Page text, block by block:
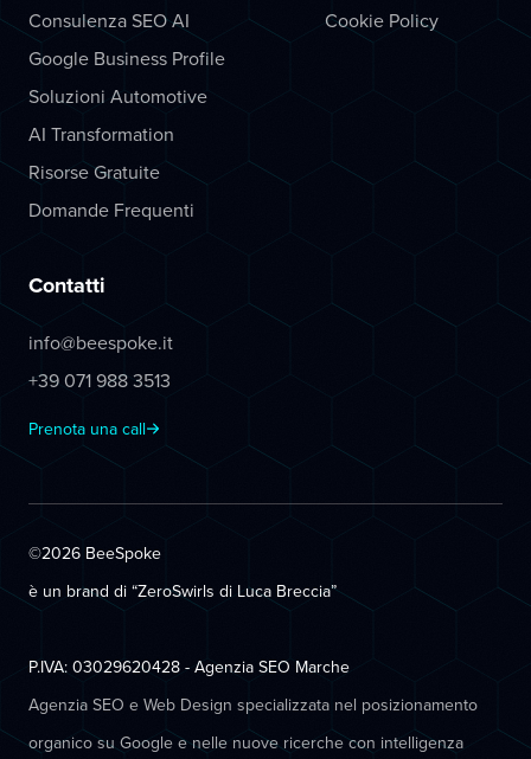
Consulenza SEO AI
Google Business Profile
Soluzioni Automotive
AI Transformation
Risorse Gratuite
Domande Frequenti
Cookie Policy
Contatti
info@beespoke.it
+39 071 988 3513
Prenota una call
©2026 BeeSpoke
è un brand di “ZeroSwirls di Luca Breccia”
P.IVA: 03029620428 - Agenzia SEO Marche
Agenzia SEO e Web Design specializzata nel posizionamento
organico su Google e nelle nuove ricerche con intelligenza